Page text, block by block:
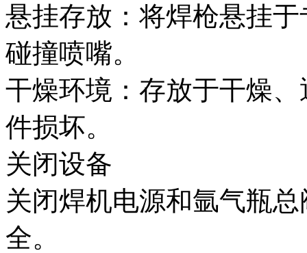
悬挂存放：将焊枪悬挂
碰撞喷嘴。
干燥环境：存放于干燥
件损坏。
关闭设备
关闭焊机电源和氩气瓶
全。